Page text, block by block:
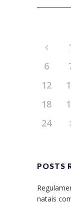
6
12
18
24
POSTS
natais